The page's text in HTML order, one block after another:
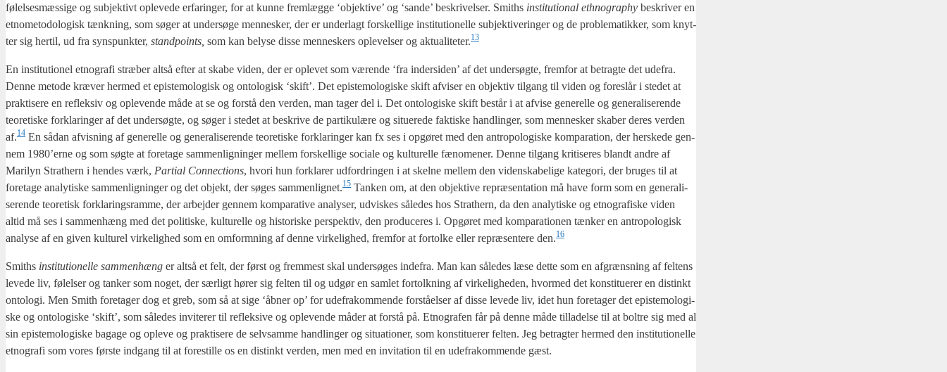
følel­ses­mæs­si­ge og sub­jek­tivt ople­ve­de erfa­ring­er, for at kun­ne frem­læg­ge ‘objek­ti­ve’ og ‘san­de’ beskri­vel­ser. Smit­hs insti­tu­tio­nal eth­no­grap­hy beskri­ver en
etno­me­to­do­lo­gisk tænk­ning, som søger at under­sø­ge men­ne­sker, der er under­lagt for­skel­li­ge insti­tu­tio­nel­le sub­jek­ti­ve­rin­ger og de pro­ble­ma­tik­ker, som knyt­
ter sig her­til, ud fra syns­punk­ter, stand­po­ints, som kan bely­se dis­se men­ne­skers ople­vel­ser og aktualiteter.13
En insti­tu­tio­nel etno­gra­fi stræ­ber alt­så efter at ska­be viden, der er ople­vet som væren­de ‘fra inder­si­den’ af det under­søg­te, frem­for at betrag­te det ude­fra.
Den­ne meto­de kræ­ver her­med et epi­ste­mo­lo­gisk og onto­lo­gisk ‘skift’. Det epi­ste­mo­lo­gi­ske skift afvi­ser en objek­tiv til­gang til viden og fore­slår i ste­det at
prak­ti­se­re en reflek­siv og ople­ven­de måde at se og for­stå den ver­den, man tager del i. Det onto­lo­gi­ske skift består i at afvi­se gene­rel­le og gene­ra­li­se­ren­de
teo­re­ti­ske for­kla­rin­ger af det under­søg­te, og søger i ste­det at beskri­ve de par­ti­ku­læ­re og situ­e­re­de fak­ti­ske handling­er, som men­ne­sker ska­ber deres ver­den
af.14 En sådan afvis­ning af gene­rel­le og gene­ra­li­se­ren­de teo­re­ti­ske for­kla­rin­ger kan fx ses i opgø­ret med den antro­po­lo­gi­ske kom­pa­ra­tion, der her­ske­de gen­
nem 1980’erne og som søg­te at fore­ta­ge sam­men­lig­nin­ger mel­lem for­skel­li­ge soci­a­le og kul­tu­rel­le fæno­me­ner. Den­ne til­gang kri­ti­se­res blandt andre af
Marilyn Strat­hern i hen­des værk, Par­ti­al Con­nections, hvori hun for­kla­rer udfor­drin­gen i at skel­ne mel­lem den viden­ska­be­li­ge kate­go­ri, der bru­ges til at
fore­ta­ge ana­ly­ti­ske sam­men­lig­nin­ger og det objekt, der søges sammenlignet.15 Tan­ken om, at den objek­ti­ve repræ­sen­ta­tion må have form som en gene­ra­li­
se­ren­de teo­re­tisk for­kla­rings­ram­me, der arbej­der gen­nem kom­pa­ra­ti­ve ana­ly­ser, udvi­skes såle­des hos Strat­hern, da den ana­ly­ti­ske og etno­gra­fi­ske viden
altid må ses i sam­men­hæng med det poli­ti­ske, kul­tu­rel­le og histo­ri­ske per­spek­tiv, den pro­du­ce­res i. Opgø­ret med kom­pa­ra­tio­nen tæn­ker en antro­po­lo­gisk
ana­ly­se af en given kul­tu­rel vir­ke­lig­hed som en omform­ning af den­ne vir­ke­lig­hed, frem­for at for­tol­ke eller repræ­sen­te­re den.16
Smit­hs insti­tu­tio­nel­le sam­men­hæng er alt­så et felt, der først og frem­mest skal under­sø­ges inde­fra. Man kan såle­des læse det­te som en afgræns­ning af fel­tens
leve­de liv, følel­ser og tan­ker som noget, der sær­ligt hører sig fel­ten til og udgør en sam­let for­tolk­ning af vir­ke­lig­he­den, hvor­med det kon­sti­tu­e­rer en distinkt
onto­lo­gi. Men Smith fore­ta­ger dog et greb, som så at sige ‘åbner op’ for ude­frakom­men­de for­stå­el­ser af dis­se leve­de liv, idet hun fore­ta­ger det epi­ste­mo­lo­gi­
ske og onto­lo­gi­ske ‘skift’, som såle­des invi­te­rer til reflek­si­ve og ople­ven­de måder at for­stå på. Etno­gra­fen får på den­ne måde til­la­del­se til at bol­tre sig med al
sin epi­ste­mo­lo­gi­ske baga­ge og ople­ve og prak­ti­se­re de selv­sam­me handling­er og situ­a­tio­ner, som kon­sti­tu­e­rer fel­ten. Jeg betrag­ter her­med den insti­tu­tio­nel­le
etno­gra­fi som vores før­ste ind­gang til at fore­stil­le os en distinkt ver­den, men med en invi­ta­tion til en ude­frakom­men­de gæst.